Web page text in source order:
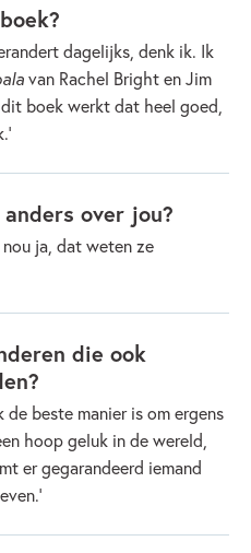
dagelijks, denk ik. Ik
van Rachel Bright en Jim
boek werkt dat heel goed,
over jou?
ja, dat weten ze
die ook
de beste manier is om ergens
hoop geluk in de wereld,
er gegarandeerd iemand